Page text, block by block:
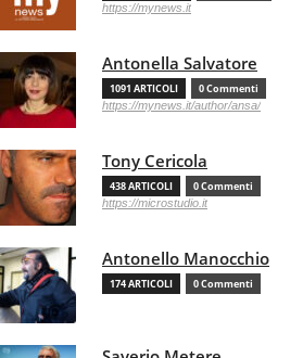
https://mynews.it
Antonella Salvatore
1091 ARTICOLI 0 Commenti
https://mynews.it/author/ansa/
Tony Cericola
438 ARTICOLI 0 Commenti
https://microstudio.it
Antonello Manocchio
174 ARTICOLI 0 Commenti